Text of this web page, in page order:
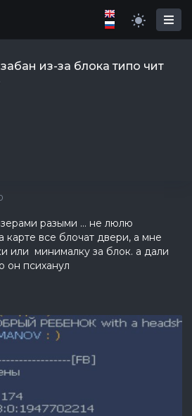
из-за блока типо чит
разыми ... не люлю
карте все блочат двери, а мне
или минималку за блок. а дали
он психанул